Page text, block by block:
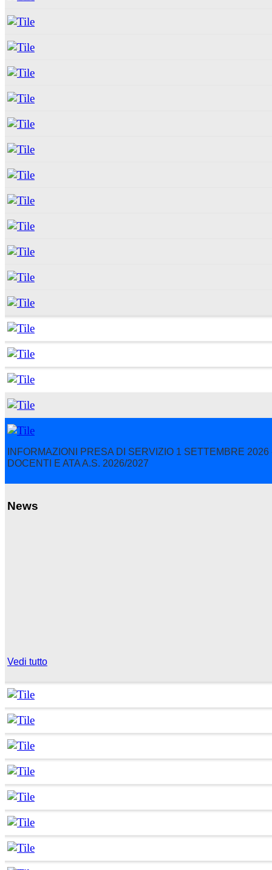
INFORMAZIONI PRESA DI SERVIZIO 1 SETTEMBRE 2026
DOCENTI E ATA A.S. 2026/2027
News
Vedi tutto